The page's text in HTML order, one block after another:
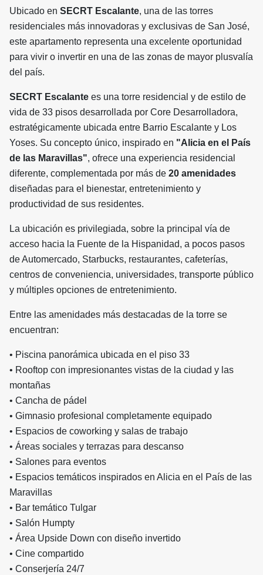
Ubicado en SECRT Escalante, una de las torres
residenciales más innovadoras y exclusivas de San José,
este apartamento representa una excelente oportunidad
para vivir o invertir en una de las zonas de mayor plusvalía
del país.
SECRT Escalante es una torre residencial y de estilo de
vida de 33 pisos desarrollada por Core Desarrolladora,
estratégicamente ubicada entre Barrio Escalante y Los
Yoses. Su concepto único, inspirado en "Alicia en el País
de las Maravillas", ofrece una experiencia residencial
diferente, complementada por más de 20 amenidades
diseñadas para el bienestar, entretenimiento y
productividad de sus residentes.
La ubicación es privilegiada, sobre la principal vía de
acceso hacia la Fuente de la Hispanidad, a pocos pasos
de Automercado, Starbucks, restaurantes, cafeterías,
centros de conveniencia, universidades, transporte público
y múltiples opciones de entretenimiento.
Entre las amenidades más destacadas de la torre se
encuentran:
• Piscina panorámica ubicada en el piso 33
• Rooftop con impresionantes vistas de la ciudad y las
montañas
• Cancha de pádel
• Gimnasio profesional completamente equipado
• Espacios de coworking y salas de trabajo
• Áreas sociales y terrazas para descanso
• Salones para eventos
• Espacios temáticos inspirados en Alicia en el País de las
Maravillas
• Bar temático Tulgar
• Salón Humpty
• Área Upside Down con diseño invertido
• Cine compartido
• Conserjería 24/7